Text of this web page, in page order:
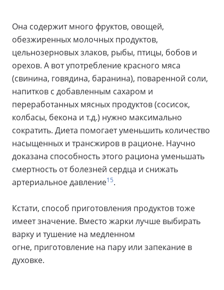
Она содержит много фруктов, овощей,
обезжиренных молочных продуктов,
цельнозерновых злаков, рыбы, птицы, бобов и
орехов. А вот употребление красного мяса
(свинина, говядина, баранина), поваренной соли,
напитков с добавленным сахаром и
переработанных мясных продуктов (сосисок,
колбасы, бекона и т.д.) нужно максимально
сократить. Диета помогает уменьшить количество
насыщенных и трансжиров в рационе. Научно
доказана способность этого рациона уменьшать
смертность от болезней сердца и снижать
артериальное давление15.
Кстати, способ приготовления продуктов тоже
имеет значение. Вместо жарки лучше выбирать
варку и тушение на медленном
огне, приготовление на пару или запекание в
духовке.